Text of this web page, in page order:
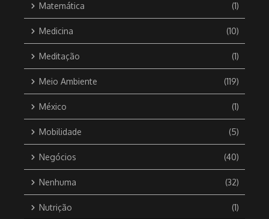
Matemática (1)
Medicina (10)
Meditação (1)
Meio Ambiente (119)
México (1)
Mobilidade (5)
Negócios (40)
Nenhuma (32)
Nutrição (1)